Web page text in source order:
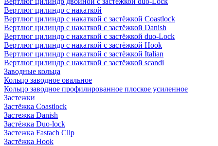
Вертлюг цилиндр с накаткой
Вертлюг цилиндр с накаткой с застёжкой Coastlock
Вертлюг цилиндр с накаткой с застёжкой Danish
Вертлюг цилиндр с накаткой с застёжкой duo-Lock
Вертлюг цилиндр с накаткой с застёжкой Hook
Вертлюг цилиндр с накаткой с застёжкой Italian
Вертлюг цилиндр с накаткой с застёжкой scandi
Заводные кольца
Кольцо заводное овальное
Кольцо заводное профилированное плоское усиленное
Застежки
Застёжка Coastlock
Застежка Danish
Застёжка Duo-lock
Застежка Fastach Clip
Застёжка Hook